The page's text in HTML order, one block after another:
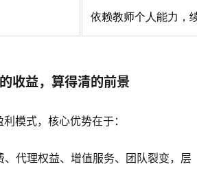
依赖教师个人能力，
收益，算得清的前景
模式，核心优势在于：
、代理权益、增值服务、团队裂变，层